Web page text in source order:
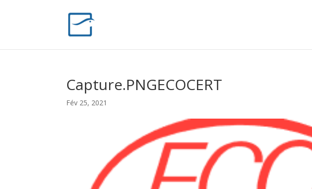
Capture.PNGECOCERT
Fév 25, 2021